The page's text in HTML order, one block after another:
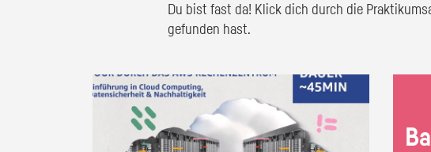
Du bist fast da! Klick dich durch die
gefunden hast.